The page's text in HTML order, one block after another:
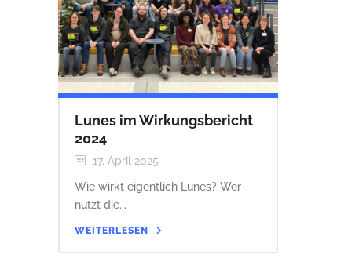
Lunes im Wirkungsbericht
2024
17. April 2025
Wie wirkt eigentlich Lunes? Wer
nutzt die...
WEITERLESEN